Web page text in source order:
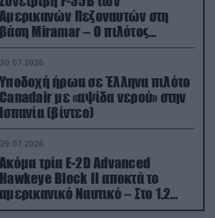
Αμερικανών Πεζοναυτών στη
βάση Miramar – Ο πιλότος
εκτινάχθηκε εγκαίρως
30.07.2026
Υποδοχή ήρωα σε Έλληνα πιλότο
Canadair με «αψίδα νερού» στην
Ισπανία (βίντεο)
29.07.2026
Ακόμα τρία E-2D Advanced
Hawkeye Block II αποκτά το
αμερικανικό Ναυτικό – Στο 1,2
δισ.δολάρια το κόστος